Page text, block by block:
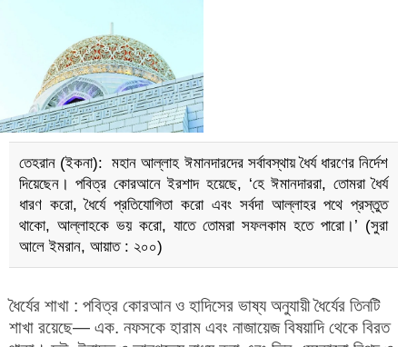
তেহরান (ইকনা): মহান আল্লাহ ঈমানদারদের সর্বাবস্থায় ধৈর্য ধারণের নির্দেশ
দিয়েছেন। পবিত্র কোরআনে ইরশাদ হয়েছে, ‘হে ঈমানদাররা, তোমরা ধৈর্য
ধারণ করো, ধৈর্যে প্রতিযোগিতা করো এবং সর্বদা আল্লাহর পথে প্রস্তুত
থাকো, আল্লাহকে ভয় করো, যাতে তোমরা সফলকাম হতে পারো।’ (সুরা
আলে ইমরান, আয়াত : ২০০)
ধৈর্যের শাখা : পবিত্র কোরআন ও হাদিসের ভাষ্য অনুযায়ী ধৈর্যের তিনটি
শাখা রয়েছে— এক. নফসকে হারাম এবং নাজায়েজ বিষয়াদি থেকে বিরত